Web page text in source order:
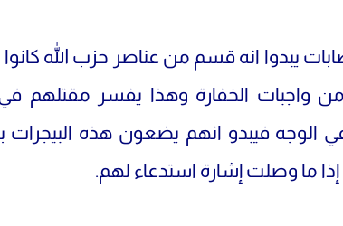
يبدوا انه قسم من عناصر حزب الله كانوا
من واجبات الخفارة وهذا يفسر مقتلهم
الوجه فيبدو انهم يضعون هذه البيجرات
ما وصلت إشارة استدعاء لهم.